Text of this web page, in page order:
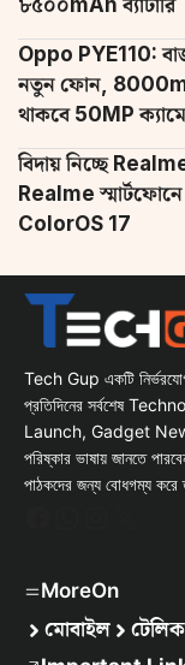
Oppo PYE110:
নতুন ফোন,
থাকবে 50MP
বিদায় নিচ্ছে
Realme
ColorOS 17
Tech Gup একটি
প্রতিদিনের সর্বশেষ
Launch, Gadget
পরিষ্কার ভাষায় জানতে
পাঠকদের জন্য বোধগম্য করে
MoreOn
মোবাইল